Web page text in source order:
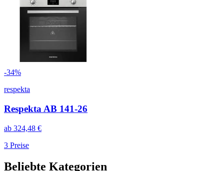
-34%
respekta
Respekta AB 141-26
ab 324,48 €
3 Preise
Beliebte Kategorien